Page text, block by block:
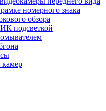
номерного знака
обзора
подсветкой
камер